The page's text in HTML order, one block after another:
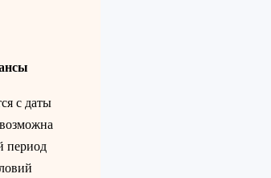
с даты
период